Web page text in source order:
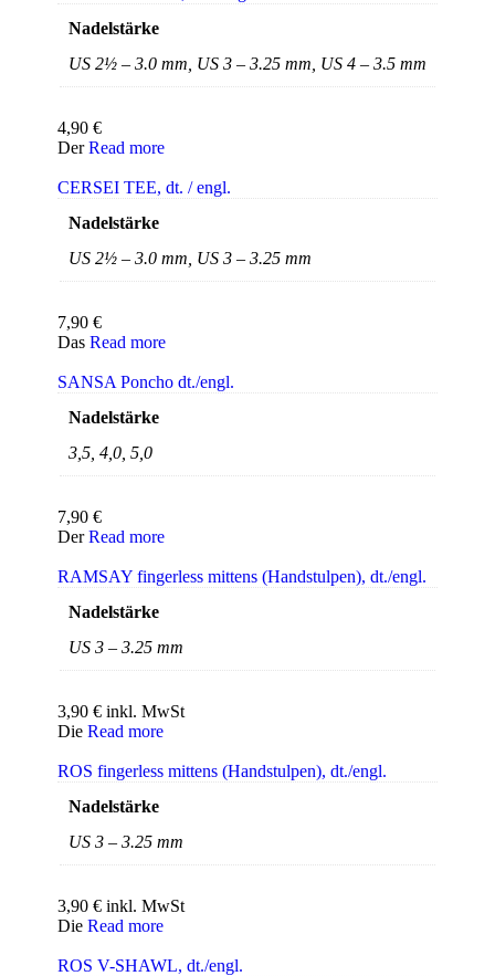
Nadelstärke
US 2½ – 3.0 mm, US 3 – 3.25 mm, US 4 – 3.5 mm
4,90 €
DerRead more
CERSEI TEE, dt. / engl.
Nadelstärke
US 2½ – 3.0 mm, US 3 – 3.25 mm
7,90 €
Das Read more
SANSA Poncho dt./engl.
Nadelstärke
3,5, 4,0, 5,0
7,90 €
DerRead more
RAMSAY fingerless mittens (Handstulpen), dt./engl.
Nadelstärke
US 3 – 3.25 mm
3,90 € inkl. MwSt
Die Read more
ROS fingerless mittens (Handstulpen), dt./engl.
Nadelstärke
US 3 – 3.25 mm
3,90 € inkl. MwSt
Die Read more
ROS V-SHAWL, dt./engl.